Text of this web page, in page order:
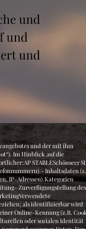
und
und
und
zu widerrufenWiderspruchsrechtSie können der künftigen Verarbeitung der Sie betreffenden Daten nach Maßgabe des Art. 21 DSGVO jederzeit widersprechen. Der Widerspruch kann insbesondere gegen die Verarbeitung für Zwecke der Direktwerbung erfolgen.Cookies und Widerspruchsrecht bei DirektwerbungAls „Cookies“ werden kleine Dateien bezeichnet, die auf Rechnern der Nutzer gespeichert werden. Innerhalb der Cookies können unterschiedliche Angaben gespeichert werden. Ein Cookie dient primär dazu, die Angaben zu einem Nutzer (bzw. dem Gerät auf dem das Cookie gespeichert ist) während oder auch nach seinem Besuch innerhalb eines Onlineangebotes zu speichern. Als temporäre Cookies, bzw. „Session-Cookies“ oder „transiente Cookies“, werden Cookies bezeichnet, die gelöscht werden, nachdem ein Nutzer ein Onlineangebot verlässt und seinen Browser schließt. In einem solchen Cookie kann z.B. der Inhalt eines Warenkorbs in einem Onlineshop oder ein Login-Status gespeichert werden. Als „permanent“ oder „persistent“ werden Cookies bezeichnet, die auch nach dem Schließen des Browsers gespeichert bleiben. So kann z.B. der Login-Status gespeichert werden, wenn die Nutzer diese nach mehreren Tagen aufsuchen. Ebenso können in einem solchen Cookie die Interessen der Nutzer gespeichert we